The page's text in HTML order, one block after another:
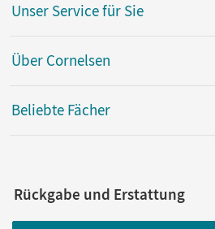
Unser Service für Sie
Über Cornelsen
Beliebte Fächer
Rückgabe und Erstattung